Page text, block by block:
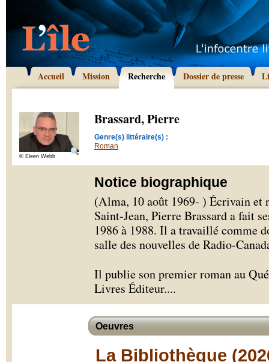
Accueil Mission Recherche Dossier de presse
© Eleen Webb
Brassard, Pierre
Genre(s) littéraire(s) :
Roman
Notice biographique
(Alma, 10 août 1969- ) Écrivain et
Saint-Jean, Pierre Brassard a fait
1986 à 1988. Il a travaillé comme
salle des nouvelles de Radio-
Il publie son premier roman au
Livres Éditeur....
Oeuvres
La Bibliothèque